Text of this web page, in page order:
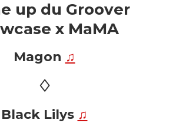
up du Groover
x MaMA
Magon ♫
♢
Black Lilys ♫